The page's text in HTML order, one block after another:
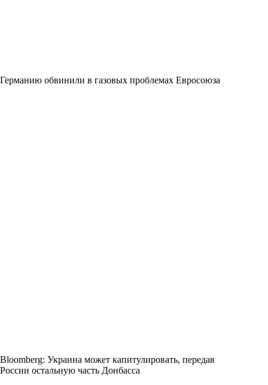
Германию обвинили в газовых проблемах Евросоюза
Bloomberg: Украина может капитулировать, передав
России остальную часть Донбасса